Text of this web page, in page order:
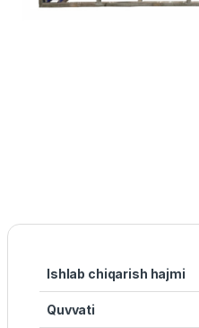
Ishlab chiqarish hajmi
Quvvati